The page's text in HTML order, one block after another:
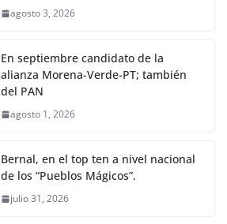
agosto 3, 2026
En septiembre candidato de la
alianza Morena-Verde-PT; también
del PAN
agosto 1, 2026
Bernal, en el top ten a nivel nacional
de los “Pueblos Mágicos”.
julio 31, 2026